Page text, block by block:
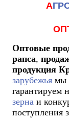
А
Оптовые
рапса,
продукция
зарубежья мы
гарантируем
зерна и
поступления